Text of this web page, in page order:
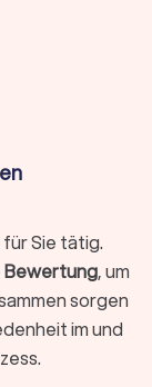
Schon seit
Rente für die
von den
im
die
Blick, wer als
Frage kommt,
Partner
Sie tätig.
Bewertung, um
sorgen
im und